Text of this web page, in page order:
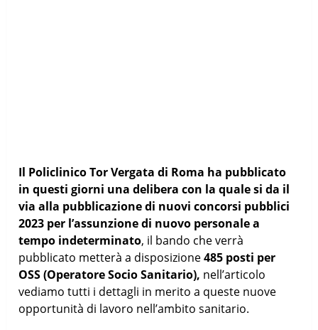
Il Policlinico Tor Vergata di Roma ha pubblicato
in questi giorni una delibera con la quale si da il
via alla pubblicazione di nuovi concorsi pubblici
2023 per l’assunzione di nuovo personale a
tempo indeterminato, il bando che verrà
pubblicato metterà a disposizione485 posti per
OSS (Operatore Socio Sanitario), nell’articolo
vediamo tutti i dettagli in merito a queste nuove
opportunità di lavoro nell’ambito sanitario.